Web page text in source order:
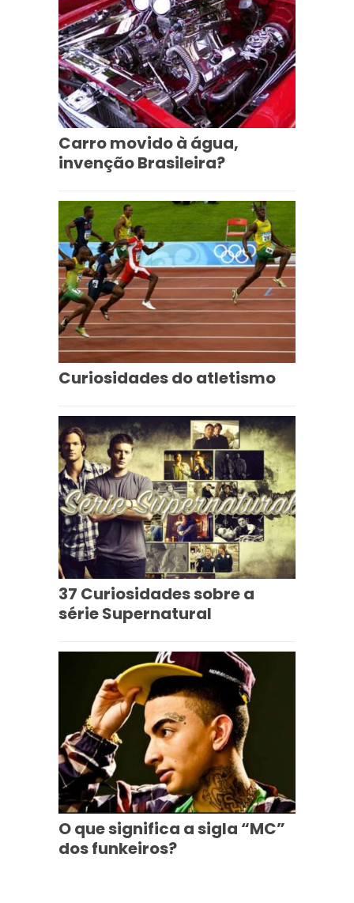
Carro movido à água,
invenção Brasileira?
Curiosidades do atletismo
37 Curiosidades sobre a
série Supernatural
O que significa a sigla “MC”
dos funkeiros?